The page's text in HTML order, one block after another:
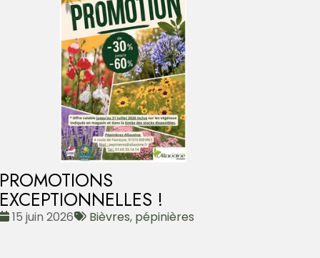
PROMOTIONS
EXCEPTIONNELLES !
Date
15 juin 2026
Tags
Bièvres, pépinières